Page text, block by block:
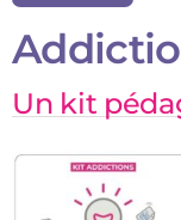
Un kit